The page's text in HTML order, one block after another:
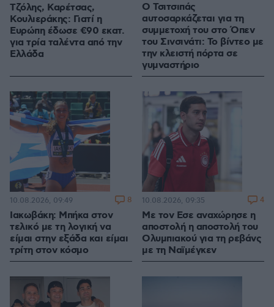
Τζόλης, Καρέτσας,
Κουλιεράκης: Γιατί η
Ευρώπη έδωσε €90 εκατ.
για τρία ταλέντα από την
Ελλάδα
Ο Τσιτσιπάς
αυτοσαρκάζεται για τη
συμμετοχή του στο Όπεν
του Σινσινάτι: Το βίντεο με
την κλειστή πόρτα σε
γυμναστήριο
Ιακωβάκη: Μπήκα στον
τελικό με τη λογική να
είμαι στην εξάδα και είμαι
τρίτη στον κόσμο
10.08.2026, 09:49 8
Με τον Εσε αναχώρησε η
αποστολή η αποστολή του
Ολυμπιακού για τη ρεβάνς
με τη Ναϊμέγκεν
10.08.2026, 09:35 4